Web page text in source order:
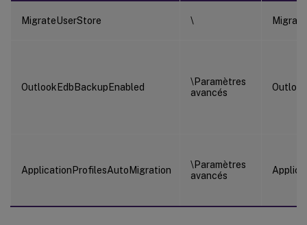
MigrateUserStore \
OutlookEdbBackupEnabled
\Paramètres
avancés
ApplicationProfilesAutoMigration
\Paramètres
avancés